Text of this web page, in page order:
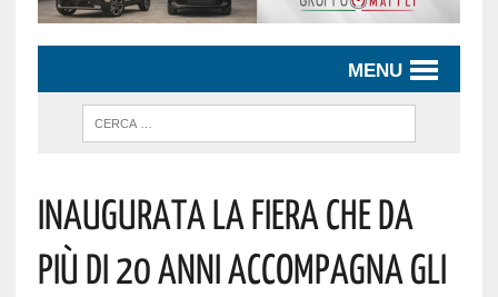
MENU
Inaugurata La Fiera Che Da
Più Di 20 Anni Accompagna Gli